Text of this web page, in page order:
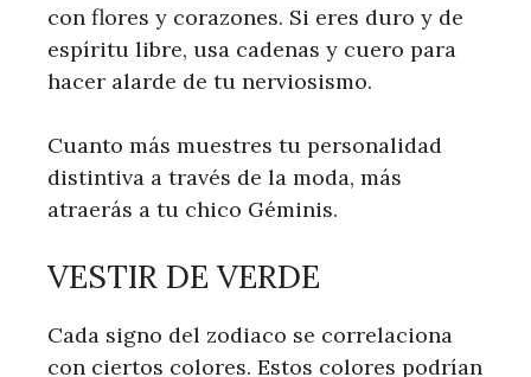
con flores y corazones. Si eres duro y de
espíritu libre, usa cadenas y cuero para
hacer alarde de tu nerviosismo.
Cuanto más muestres tu personalidad
distintiva a través de la moda, más
atraerás a tu chico Géminis.
VESTIR DE VERDE
Cada signo del zodiaco se correlaciona
con ciertos colores. Estos colores podrían